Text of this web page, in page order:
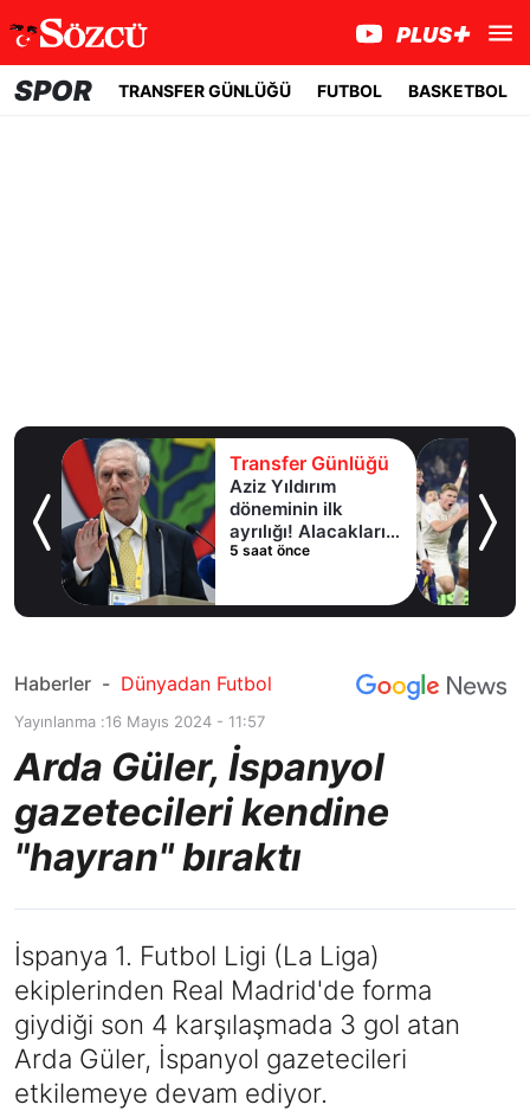
SPOR TRANSFER GÜNLÜĞÜ FUTBOL BASKETBOL
Transfer Günlüğü
Aziz Yıldırım
döneminin ilk
ayrılığı! Alacaklarını
bırakıp
5 saat önce
Haberler - Dünyadan Futbol
Yayınlanma :16 Mayıs 2024 - 11:57
Arda Güler, İspanyol
gazetecileri kendine
"hayran" bıraktı
İspanya 1. Futbol Ligi (La Liga)
ekiplerinden Real Madrid'de forma
giydiği son 4 karşılaşmada 3 gol atan
Arda Güler, İspanyol gazetecileri
etkilemeye devam ediyor.